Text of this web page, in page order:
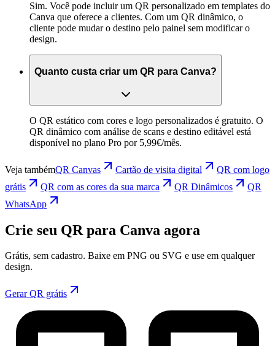
Sim. Você pode incluir um QR personalizado em templates do
Canva que oferece a clientes. Com um QR dinâmico, o
cliente pode mudar o destino pelo painel sem modificar o
design.
Quanto custa criar um QR para Canva?
O QR estático com cores e logo personalizados é gratuito. O
QR dinâmico com análise de scans e destino editável está
disponível no plano Pro por 5,99€/mês.
Veja tambémQR Canvas Cartão de visita digital
QR com logo
grátis
QR com as cores da sua marca QR Dinâmicos
QR
WhatsApp
Crie seu QR para Canva agora
Grátis, sem cadastro. Baixe em PNG ou SVG e use em qualquer
design.
Gerar QR grátis